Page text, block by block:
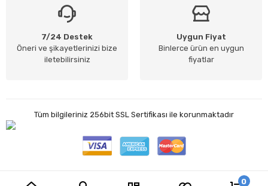
7/24 Destek
Öneri ve şikayetlerinizi bize
iletebilirsiniz
Uygun Fiyat
Binlerce ürün en uygun
fiyatlar
Tüm bilgileriniz 256bit SSL Sertifikası ile korunmaktadır
0